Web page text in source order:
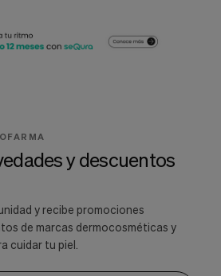
y descuentos
y recibe promociones
de marcas dermocosméticas y
cuidar tu piel.